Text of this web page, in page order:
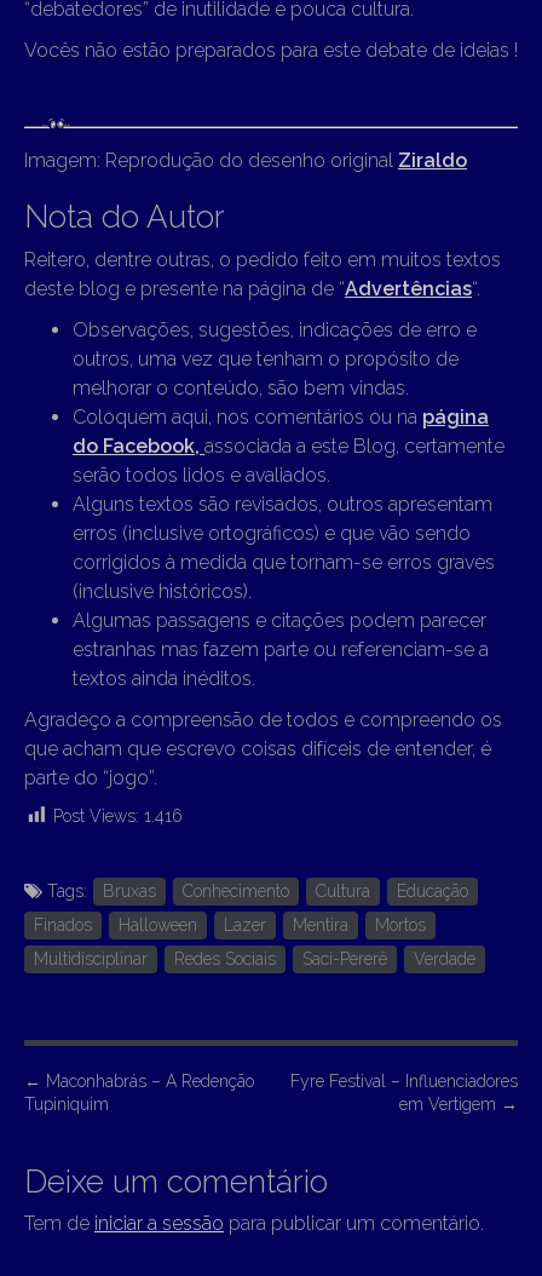
“debatedores” de inutilidade e pouca cultura.
Vocês não estão preparados para este debate de ideias !
Imagem: Reprodução do desenho original Ziraldo
Nota do Autor
Reitero, dentre outras, o pedido feito em muitos textos
deste blog e presente na página de “Advertências“.
Observações, sugestões, indicações de erro e
outros, uma vez que tenham o propósito de
melhorar o conteúdo, são bem vindas.
Coloquem aqui, nos comentários ou na página
do Facebook, associada a este Blog, certamente
serão todos lidos e avaliados.
Alguns textos são revisados, outros apresentam
erros (inclusive ortográficos) e que vão sendo
corrigidos à medida que tornam-se erros graves
(inclusive históricos).
Algumas passagens e citações podem parecer
estranhas mas fazem parte ou referenciam-se a
textos ainda inéditos.
Agradeço a compreensão de todos e compreendo os
que acham que escrevo coisas difíceis de entender, é
parte do “jogo”.
Post Views: 1.416
Tags: Bruxas Conhecimento Cultura
Educação
Finados
Halloween Lazer Mentira
Mortos
Multidisciplinar
Redes Sociais Saci-Pererê Verdade
P
o
t
n
← Maconhabrás – A Redenção
Tupiniquim
Fyre Festival – Influenciadores
em Vertigem →
Deixe um comentário
Tem de iniciar a sessão para publicar um comentário.